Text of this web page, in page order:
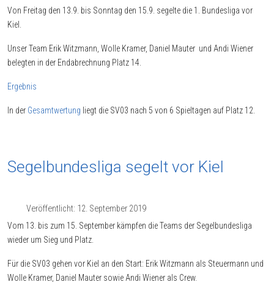
Von Freitag den 13.9. bis Sonntag den 15.9. segelte die 1. Bundesliga vor
Kiel.
Unser Team Erik Witzmann, Wolle Kramer, Daniel Mauter und Andi Wiener
belegten in der Endabrechnung Platz 14.
Ergebnis
In der Gesamtwertung liegt die SV03 nach 5 von 6 Spieltagen auf Platz 12.
Segelbundesliga segelt vor Kiel
Veröffentlicht: 12. September 2019
Vom 13. bis zum 15. September kämpfen die Teams der Segelbundesliga
wieder um Sieg und Platz.
Für die SV03 gehen vor Kiel an den Start: Erik Witzmann als Steuermann und
Wolle Kramer, Daniel Mauter sowie Andi Wiener als Crew.